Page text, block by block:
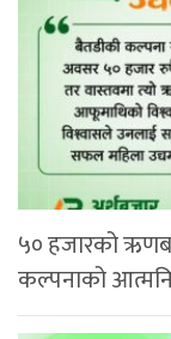
५० हजारको
कल्पनाको